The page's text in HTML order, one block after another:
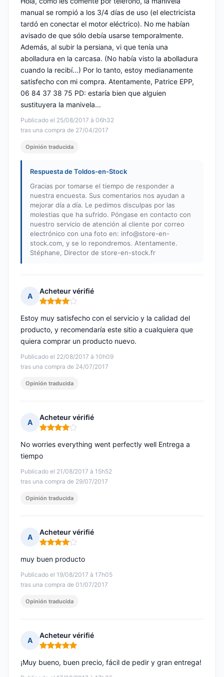
Publicado el 25/08/2017 à 06h32
tras una compra de 27/04/2017
manual se rompió a los 3/4 días de uso (el electricista
tardó en conectar el motor eléctrico). No me habían
avisado de que sólo debía usarse temporalmente.
Además, al subir la persiana, vi que tenía una
abolladura en la carcasa. (No había visto la abolladura
cuando la recibí...) Por lo tanto, estoy medianamente
satisfecho con mi compra. Atentamente, Patrice EPP,
06 84 37 38 75 PD: estaría bien que alguien
sustituyera la manivela...
Opinión traducida
Respuesta de Toldos-en-Stock
Gracias por tomarse el tiempo de responder a
nuestra encuesta. Sus comentarios nos ayudan a
mejorar día a día. Le pedimos disculpas por las
molestias que ha sufrido. Póngase en contacto con
nuestro servicio de atención al cliente por correo
electrónico con una foto en: info@store-en-
stock.com, y se lo repondremos. Atentamente.
Stéphane, Director de store-en-stock.fr
A
Acheteur vérifié
Nota: 4 de 5
Publicado el 22/08/2017 à 10h09
tras una compra de 24/07/2017
Estoy muy satisfecho con el servicio y la calidad del
producto, y recomendaría este sitio a cualquiera que
quiera comprar un producto nuevo.
Opinión traducida
A
Acheteur vérifié
Nota: 4 de 5
Publicado el 21/08/2017 à 15h52
tras una compra de 29/07/2017
No worries everything went perfectly well Entrega a
tiempo
Opinión traducida
A
Acheteur vérifié
Nota: 4 de 5
Publicado el 19/08/2017 à 17h05
tras una compra de 01/07/2017
muy buen producto
Opinión traducida
A
Acheteur vérifié
Nota: 5 de 5
¡Muy bueno, buen precio, fácil de pedir y gran entrega!